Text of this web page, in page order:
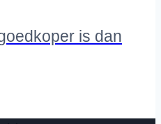
is dan